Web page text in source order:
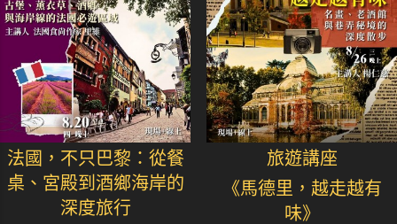
法國，不只巴黎：從餐
桌、宮殿到酒鄉海岸的
深度旅行
旅遊講座
《馬德里，越走越有
味》